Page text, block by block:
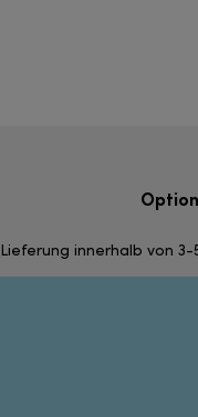
Lieferung innerhalb von